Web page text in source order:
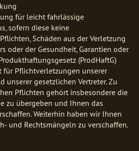
für leicht fahrlässige
sofern diese keine
Schäden aus der Verletzung
oder der Gesundheit, Garantien oder
(ProdHaftG)
für Pflichtverletzungen unserer
gesetzlichen Vertreter. Zu
Pflichten gehört insbesondere die
zu übergeben und Ihnen das
Weiterhin haben wir Ihnen
und Rechtsmängeln zu verschaffen.